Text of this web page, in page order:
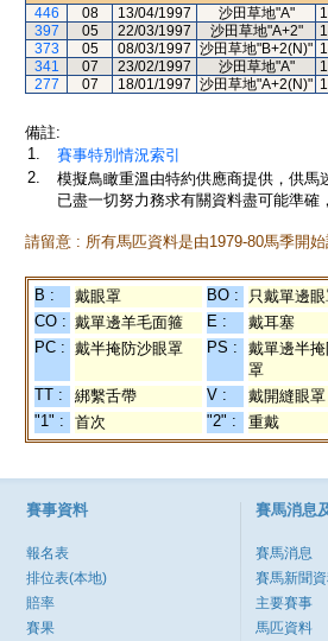
446
08 13/04/1997 沙田草地"A"
397
05 22/03/1997 沙田草地"A+2"
373
05 08/03/1997 沙田草地"B+2(N)"
341
07 23/02/1997 沙田草地"A"
277
07 18/01/1997 沙田草地"A+2(N)"
備註:
1.
賽事特別情況索引
2.
模擬鳥瞰重溫由特約供應商提供，供
已盡一切努力務求有關資料盡可能準
請留意 : 所有馬匹資料是由1979-80馬季開
B : 戴眼罩 BO : 只戴單邊
CO : 戴單邊羊毛面箍 E : 戴耳塞
PC : 戴半掩防沙眼罩 PS :
戴單邊半
罩
TT : 綁繫舌帶 V : 戴開縫眼罩
"1" :
首次 "2" : 重戴
賽事資料
報名表
排位表(本地)
賠率
賽果
賽馬消息
賽馬消息
賽馬新聞
主要賽事
馬匹資料